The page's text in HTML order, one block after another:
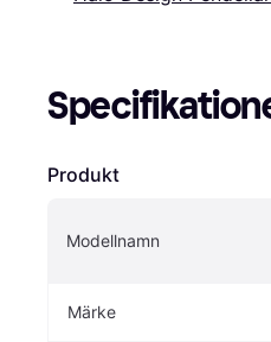
Produkt
Modellnamn
Märke